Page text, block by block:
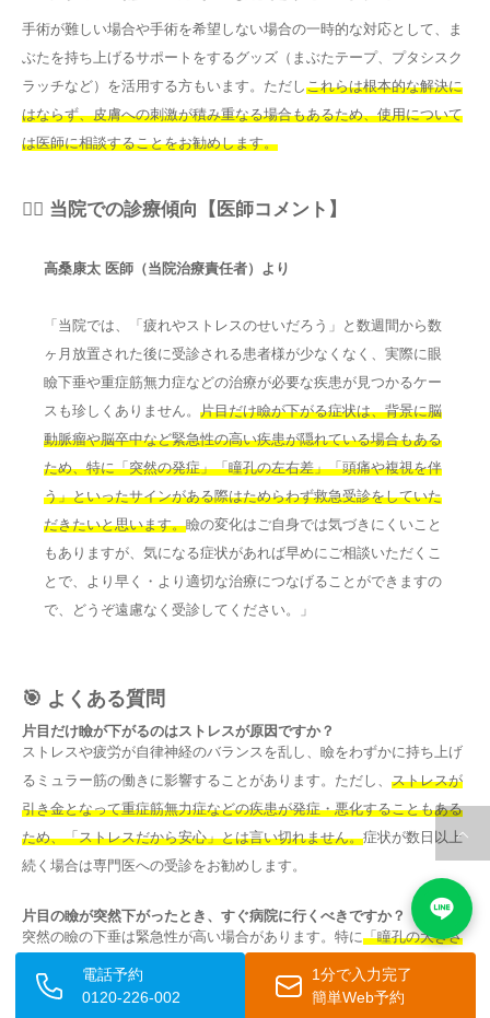
手術が難しい場合や手術を希望しない場合の一時的な対応として、ま
ぶたを持ち上げるサポートをするグッズ（まぶたテープ、プタシスク
ラッチなど）を活用する方もいます。ただしこれらは根本的な解決に
はならず、皮膚への刺激が積み重なる場合もあるため、使用について
は医師に相談することをお勧めします。
👨‍⚕️ 当院での診療傾向【医師コメント】
高桑康太 医師（当院治療責任者）より
「当院では、「疲れやストレスのせいだろう」と数週間から数
ヶ月放置された後に受診される患者様が少なくなく、実際に眼
瞼下垂や重症筋無力症などの治療が必要な疾患が見つかるケー
スも珍しくありません。 片目だけ瞼が下がる症状は、背景に脳
動脈瘤や脳卒中など緊急性の高い疾患が隠れている場合もある
ため、特に「突然の発症」「瞳孔の左右差」「頭痛や複視を伴
う」といったサインがある際はためらわず救急受診をしていた
だきたいと思います。瞼の変化はご自身では気づきにくいこと
もありますが、気になる症状があれば早めにご相談いただくこ
とで、より早く・より適切な治療につなげることができますの
で、どうぞ遠慮なく受診してください。」
🎯 よくある質問
片目だけ瞼が下がるのはストレスが原因ですか？
ストレスや疲労が自律神経のバランスを乱し、瞼をわずかに持ち上げ
るミュラー筋の働きに影響することがあります。ただし、 ストレスが
引き金となって重症筋無力症などの疾患が発症・悪化することもある
ため、「ストレスだから安心」とは言い切れません。症状が数日以上
続く場合は専門医への受診をお勧めします。
片目の瞼が突然下がったとき、すぐ病院に行くべきですか？
突然の瞼の下垂は緊急性が高い場合があります。特に「瞳孔の大きさ
が左右で異なる」「今まで経験したことのない激しい頭痛を伴う」
「言語障害や手足のしびれがある」といった症状を伴う場合は、脳動
電話予約
0120-226-002
1分で入力完了
簡単Web予約